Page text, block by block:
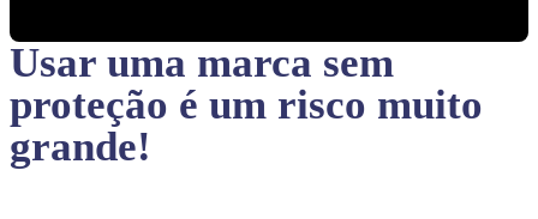
Usar uma marca sem
proteção é um risco muito
grande!